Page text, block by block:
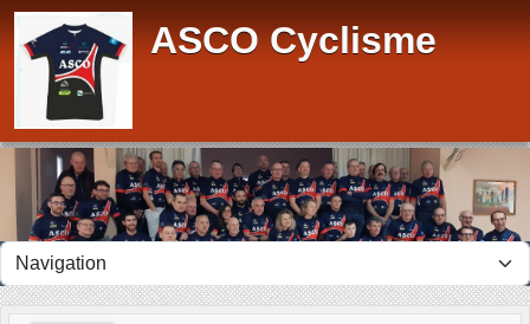
ASCO Cyclisme
Panneau de gestion des cookies